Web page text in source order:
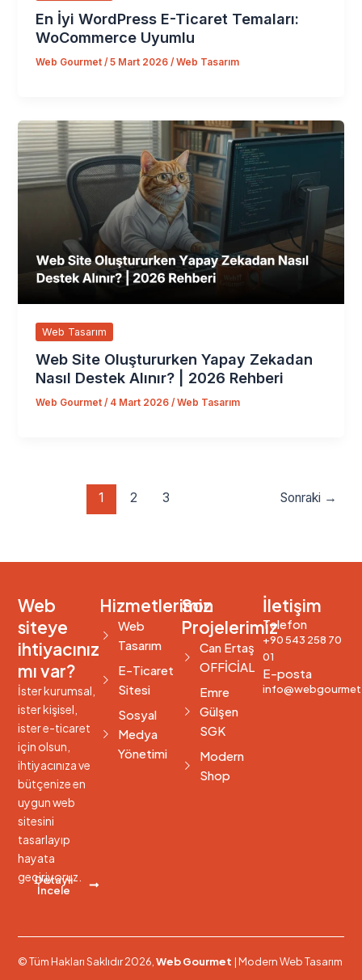
En İyi WordPress E-Ticaret Temaları:
WoCommerce Uyumlu
Web Gourmet/5 Mart 2026/Web Tasarım
Web Tasarım
Web Site Oluştururken Yapay Zekadan
Nasıl Destek Alınır? | 2026 Rehberi
Web Gourmet/ 4 Mart 2026/Web Tasarım
1 2 3 Sonraki →
Web
siteye
ihtiyacınız
mı var?
İster kurumsal,
ister kişisel,
ister e-ticaret
için olsun,
ihtiyacınıza ve
bütçenize en
uygun web
sitesini
tasarlayıp
hayata
geçiriyoruz.
Detaylı
İncele
Hizmetlerimiz
Web
Tasarım
E-Ticaret
Sitesi
Sosyal
Medya
Yönetimi
Son
Projelerimiz
Can Ertaş
OFFİCİAL
Emre
Gülşen
SGK
Modern
Shop
İletişim
Telefon
+90 543 258 70
01
E-posta
© Tüm Hakları Saklıdır 2026,Web Gourmet | Modern Web Tasarım